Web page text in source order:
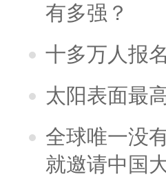
有多强？
十多万人报
太阳表面最
全球唯一没
就邀请中国